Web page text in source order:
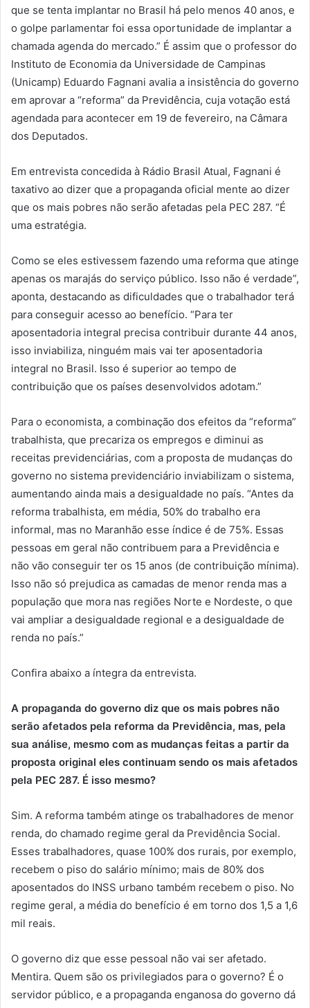
que se tenta implantar no Brasil há pelo menos 40 anos, e
o golpe parlamentar foi essa oportunidade de implantar a
chamada agenda do mercado.” É assim que o professor do
Instituto de Economia da Universidade de Campinas
(Unicamp) Eduardo Fagnani avalia a insistência do governo
em aprovar a “reforma” da Previdência, cuja votação está
agendada para acontecer em 19 de fevereiro, na Câmara
dos Deputados.
Em entrevista concedida à Rádio Brasil Atual, Fagnani é
taxativo ao dizer que a propaganda oficial mente ao dizer
que os mais pobres não serão afetadas pela PEC 287. “É
uma estratégia.
Como se eles estivessem fazendo uma reforma que atinge
apenas os marajás do serviço público. Isso não é verdade”,
aponta, destacando as dificuldades que o trabalhador terá
para conseguir acesso ao benefício. “Para ter
aposentadoria integral precisa contribuir durante 44 anos,
isso inviabiliza, ninguém mais vai ter aposentadoria
integral no Brasil. Isso é superior ao tempo de
contribuição que os países desenvolvidos adotam.”
Para o economista, a combinação dos efeitos da “reforma”
trabalhista, que precariza os empregos e diminui as
receitas previdenciárias, com a proposta de mudanças do
governo no sistema previdenciário inviabilizam o sistema,
aumentando ainda mais a desigualdade no país. “Antes da
reforma trabalhista, em média, 50% do trabalho era
informal, mas no Maranhão esse índice é de 75%. Essas
pessoas em geral não contribuem para a Previdência e
não vão conseguir ter os 15 anos (de contribuição mínima).
Isso não só prejudica as camadas de menor renda mas a
população que mora nas regiões Norte e Nordeste, o que
vai ampliar a desigualdade regional e a desigualdade de
renda no país.”
Confira abaixo a íntegra da entrevista.
A propaganda do governo diz que os mais pobres não
serão afetados pela reforma da Previdência, mas, pela
sua análise, mesmo com as mudanças feitas a partir da
proposta original eles continuam sendo os mais afetados
pela PEC 287. É isso mesmo?
Sim. A reforma também atinge os trabalhadores de menor
renda, do chamado regime geral da Previdência Social.
Esses trabalhadores, quase 100% dos rurais, por exemplo,
recebem o piso do salário mínimo; mais de 80% dos
aposentados do INSS urbano também recebem o piso. No
regime geral, a média do benefício é em torno dos 1,5 a 1,6
mil reais.
O governo diz que esse pessoal não vai ser afetado.
Mentira. Quem são os privilegiados para o governo? É o
servidor público, e a propaganda enganosa do governo dá